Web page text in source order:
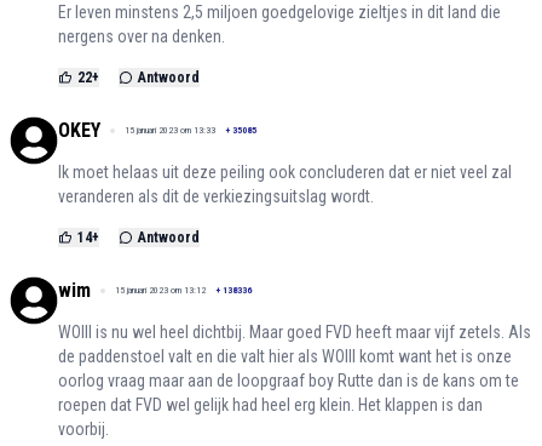
Er leven minstens 2,5 miljoen goedgelovige zieltjes in dit land die
nergens over na denken.
22+ Antwoord
OKEY 15 januari 2023 om 13:33 + 35085
Ik moet helaas uit deze peiling ook concluderen dat er niet veel zal
veranderen als dit de verkiezingsuitslag wordt.
14+ Antwoord
wim 15 januari 2023 om 13:12 + 138336
WOIII is nu wel heel dichtbij. Maar goed FVD heeft maar vijf zetels. Als
de paddenstoel valt en die valt hier als WOIII komt want het is onze
oorlog vraag maar aan de loopgraaf boy Rutte dan is de kans om te
roepen dat FVD wel gelijk had heel erg klein. Het klappen is dan
voorbij.